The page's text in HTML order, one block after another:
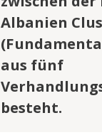
Albanien
aus fünf
besteht.